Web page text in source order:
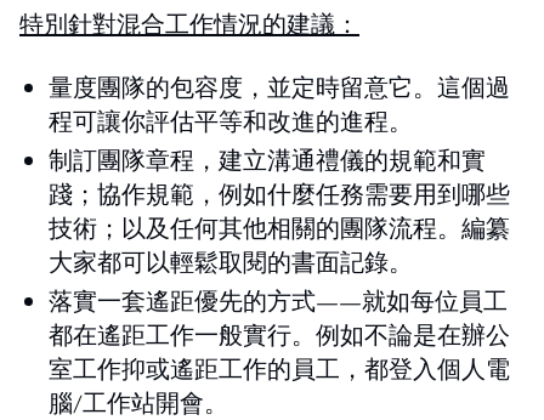
特別針對混合工作情況的建議：
量度團隊的包容度，並定時留意它。這個過
程可讓你評估平等和改進的進程。
制訂團隊章程，建立溝通禮儀的規範和實
踐；協作規範，例如什麼任務需要用到哪些
技術；以及任何其他相關的團隊流程。編纂
大家都可以輕鬆取閱的書面記錄。
落實一套遙距優先的方式——就如每位員工
都在遙距工作一般實行。例如不論是在辦公
室工作抑或遙距工作的員工 ， 都登入個人電
腦/工作站開會。